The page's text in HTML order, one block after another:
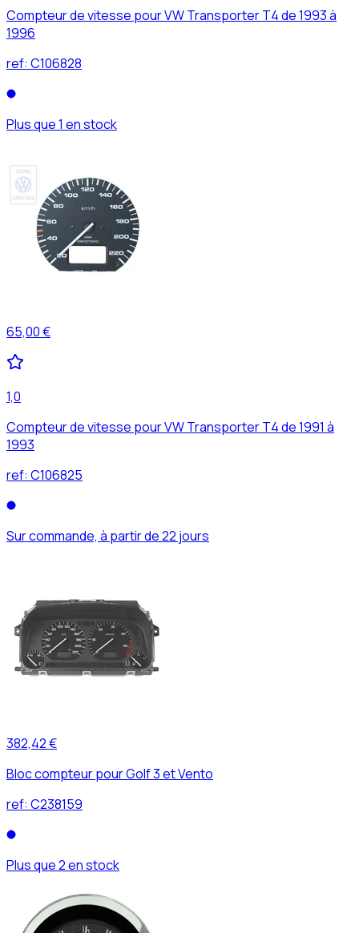
Compteur de vitesse pour VW Transporter T4 de 1993 à
1996
ref: C106828
Plus que 1 en stock
65,00 €
1,0
Compteur de vitesse pour VW Transporter T4 de 1991 à
1993
ref: C106825
Sur commande, à partir de 22 jours
382,42 €
Bloc compteur pour Golf 3 et Vento
ref: C238159
Plus que 2 en stock